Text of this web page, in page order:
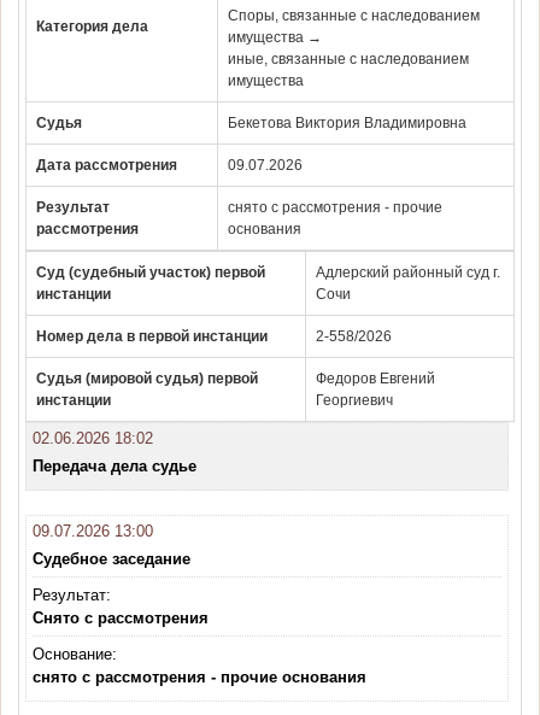
Категория дела
Споры, связанные с наследованием
имущества →
иные, связанные с наследованием
имущества
Судья Бекетова Виктория Владимировна
Дата рассмотрения 09.07.2026
Результат
рассмотрения
снято с рассмотрения - прочие
основания
Суд (судебный участок) первой
инстанции
Адлерский районный суд г.
Сочи
Номер дела в первой инстанции 2-558/2026
Судья (мировой судья) первой
инстанции
Федоров Евгений
Георгиевич
02.06.2026 18:02
Передача дела судье
09.07.2026 13:00
Судебное заседание
Результат:
Снято с рассмотрения
Основание:
снято с рассмотрения - прочие основания